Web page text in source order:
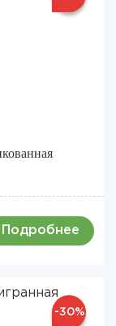
Подробнее
-30%